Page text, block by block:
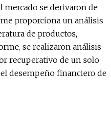
mercado se derivaron de
proporciona un análisis
de productos,
se realizaron análisis
recuperativo de un solo
desempeño financiero de